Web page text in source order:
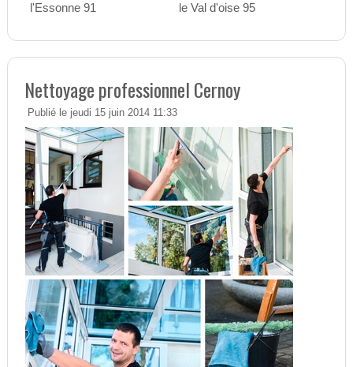
l'Essonne 91
le Val d'oise 95
Nettoyage professionnel Cernoy
Publié le jeudi 15 juin 2014 11:33